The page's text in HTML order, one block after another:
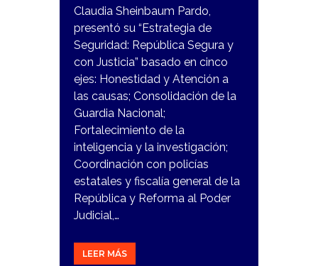
Claudia Sheinbaum Pardo,
presentó su “Estrategia de
Seguridad: República Segura y
con Justicia” basado en cinco
ejes: Honestidad y Atención a
las causas; Consolidación de la
Guardia Nacional;
Fortalecimiento de la
inteligencia y la investigación;
Coordinación con policías
estatales y fiscalía general de la
República y Reforma al Poder
Judicial,…
LEER MÁS